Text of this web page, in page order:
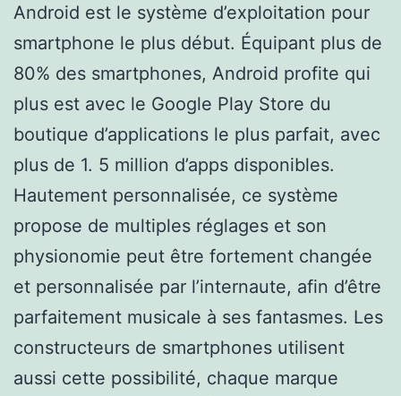
Android est le système d’exploitation pour
smartphone le plus début. Équipant plus de
80% des smartphones, Android profite qui
plus est avec le Google Play Store du
boutique d’applications le plus parfait, avec
plus de 1. 5 million d’apps disponibles.
Hautement personnalisée, ce système
propose de multiples réglages et son
physionomie peut être fortement changée
et personnalisée par l’internaute, afin d’être
parfaitement musicale à ses fantasmes. Les
constructeurs de smartphones utilisent
aussi cette possibilité, chaque marque